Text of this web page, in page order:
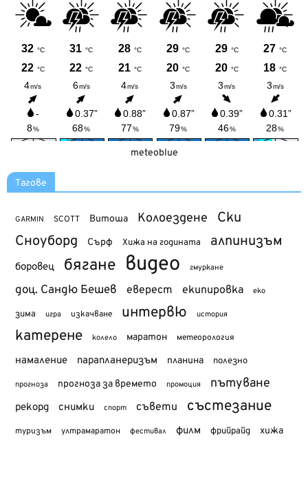
meteoblue
Тагове
GARMIN SCOTT Витоша Колоездене Ски
Сноуборд Сърф Хижа на годината алпинизъм
боровец бягане видео гмуркане
доц. Сандю Бешев еверест екипировка еко
зима игра изкачване интервю история
катерене колело маратон метеорология
намаление парапланеризъм планина полезно
прогноза прогноза за времето промоция пътуване
рекорд снимки спорт съвети състезание
туризъм ултрамаратон фестивал филм фрийрайд хижа